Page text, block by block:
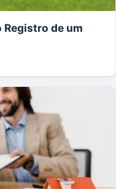
Registro de um